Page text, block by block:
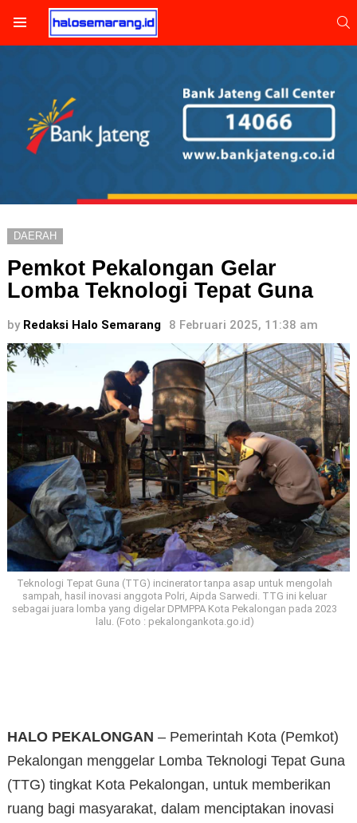
DAERAH
Pemkot Pekalongan Gelar
Lomba Teknologi Tepat Guna
by Redaksi Halo Semarang 8 Februari 2025, 11:38 am
Teknologi Tepat Guna (TTG) incinerator tanpa asap untuk mengolah
sampah, hasil inovasi anggota Polri, Aipda Sarwedi. TTG ini keluar
sebagai juara lomba yang digelar DPMPPA Kota Pekalongan pada 2023
lalu. (Foto : pekalongankota.go.id)
HALO PEKALONGAN – Pemerintah Kota (Pemkot)
Pekalongan menggelar Lomba Teknologi Tepat Guna
(TTG) tingkat Kota Pekalongan, untuk memberikan
ruang bagi masyarakat, dalam menciptakan inovasi